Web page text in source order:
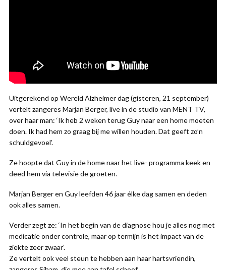
Uitgerekend op Wereld Alzheimer dag (gisteren, 21 september)
vertelt zangeres Marjan Berger, live in de studio van MENT TV,
over haar man: ‘Ik heb 2 weken terug Guy naar een home moeten
doen. Ik had hem zo graag bij me willen houden. Dat geeft zo’n
schuldgevoel’.
Ze hoopte dat Guy in de home naar het live- programma keek en
deed hem via televisie de groeten.
Marjan Berger en Guy leefden 46 jaar élke dag samen en deden
ook alles samen.
Verder zegt ze: ‘In het begin van de diagnose hou je alles nog met
medicatie onder controle, maar op termijn is het impact van de
ziekte zeer zwaar’.
Ze vertelt ook veel steun te hebben aan haar hartsvriendin,